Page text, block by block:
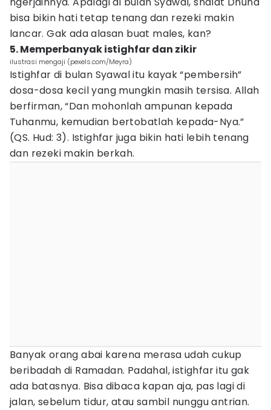
bisa bikin hati tetap tenang dan rezeki makin
lancar. Gak ada alasan buat males, kan?
5. Memperbanyak istighfar dan zikir
ilustrasi mengaji (pexels.com/Meyra)
Istighfar di bulan Syawal itu kayak “pembersih”
dosa-dosa kecil yang mungkin masih tersisa. Allah
berfirman, “Dan mohonlah ampunan kepada
Tuhanmu, kemudian bertobatlah kepada-Nya.”
(QS. Hud: 3). Istighfar juga bikin hati lebih tenang
dan rezeki makin berkah.
Banyak orang abai karena merasa udah cukup
beribadah di Ramadan. Padahal, istighfar itu gak
ada batasnya. Bisa dibaca kapan aja, pas lagi di
jalan, sebelum tidur, atau sambil nunggu antrian.